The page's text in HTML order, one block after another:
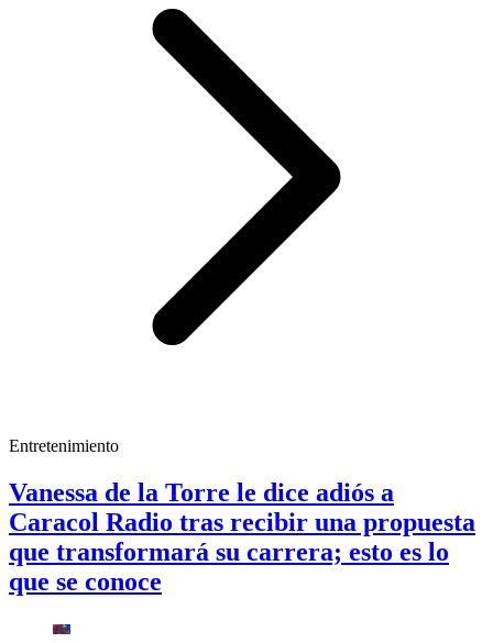
Entretenimiento
Vanessa de la Torre le dice adiós a
Caracol Radio tras recibir una propuesta
que transformará su carrera; esto es lo
que se conoce